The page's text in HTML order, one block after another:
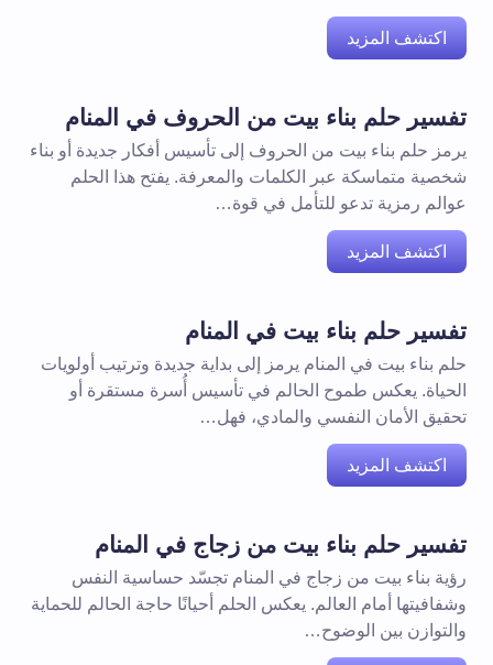
اكتشف المزيد
تفسير حلم بناء بيت من الحروف في المنام
يرمز حلم بناء بيت من الحروف إلى تأسيس أفكار جديدة أو بناء
شخصية متماسكة عبر الكلمات والمعرفة. يفتح هذا الحلم
عوالم رمزية تدعو للتأمل في قوة…
اكتشف المزيد
تفسير حلم بناء بيت في المنام
حلم بناء بيت في المنام يرمز إلى بداية جديدة وترتيب أولويات
الحياة. يعكس طموح الحالم في تأسيس أُسرة مستقرة أو
تحقيق الأمان النفسي والمادي، فهل…
اكتشف المزيد
تفسير حلم بناء بيت من زجاج في المنام
رؤية بناء بيت من زجاج في المنام تجسّد حساسية النفس
وشفافيتها أمام العالم. يعكس الحلم أحيانًا حاجة الحالم للحماية
والتوازن بين الوضوح…